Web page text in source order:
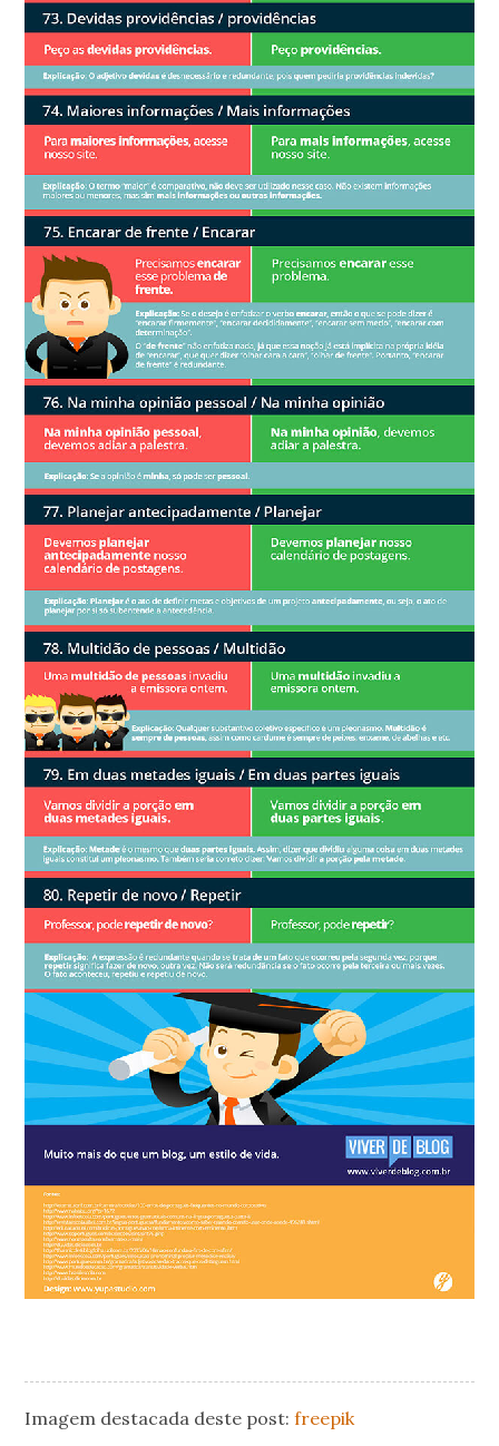
Imagem destacada deste post:freepik